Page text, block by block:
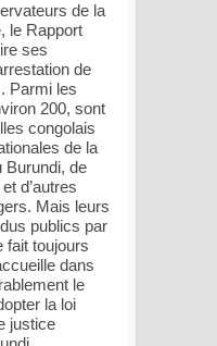
de la
le Rapport
ses
de
Parmi les
200, sont
congolais
de la
Burundi, de
d’autres
Mais leurs
publics par
fait toujours
dans
le
la loi
justice